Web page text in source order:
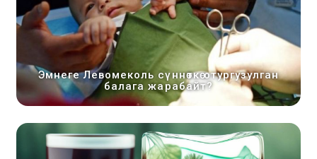
Эмнеге Левомеколь сүннөткө отургузулган
балага жарабайт?